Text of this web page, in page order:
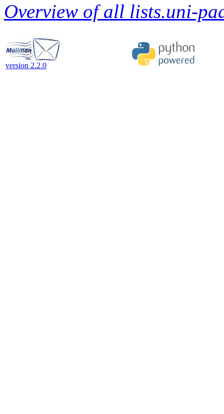
Overview of all lists.uni-
version 2.2.0